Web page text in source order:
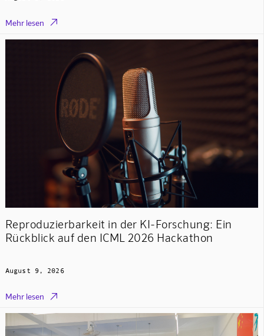
Mehr lesen 
Reproduzierbarkeit in der KI-Forschung: Ein
Rückblick auf den ICML 2026 Hackathon
August 9, 2026
Mehr lesen 